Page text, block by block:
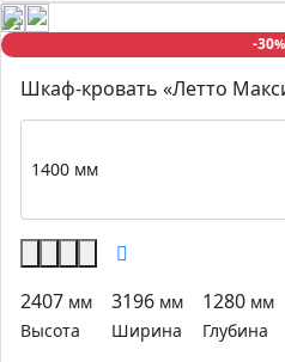
-30%
Шкаф-кровать «Летто
2407 мм
Высота
3196 мм
Ширина
1280 мм
Глубина